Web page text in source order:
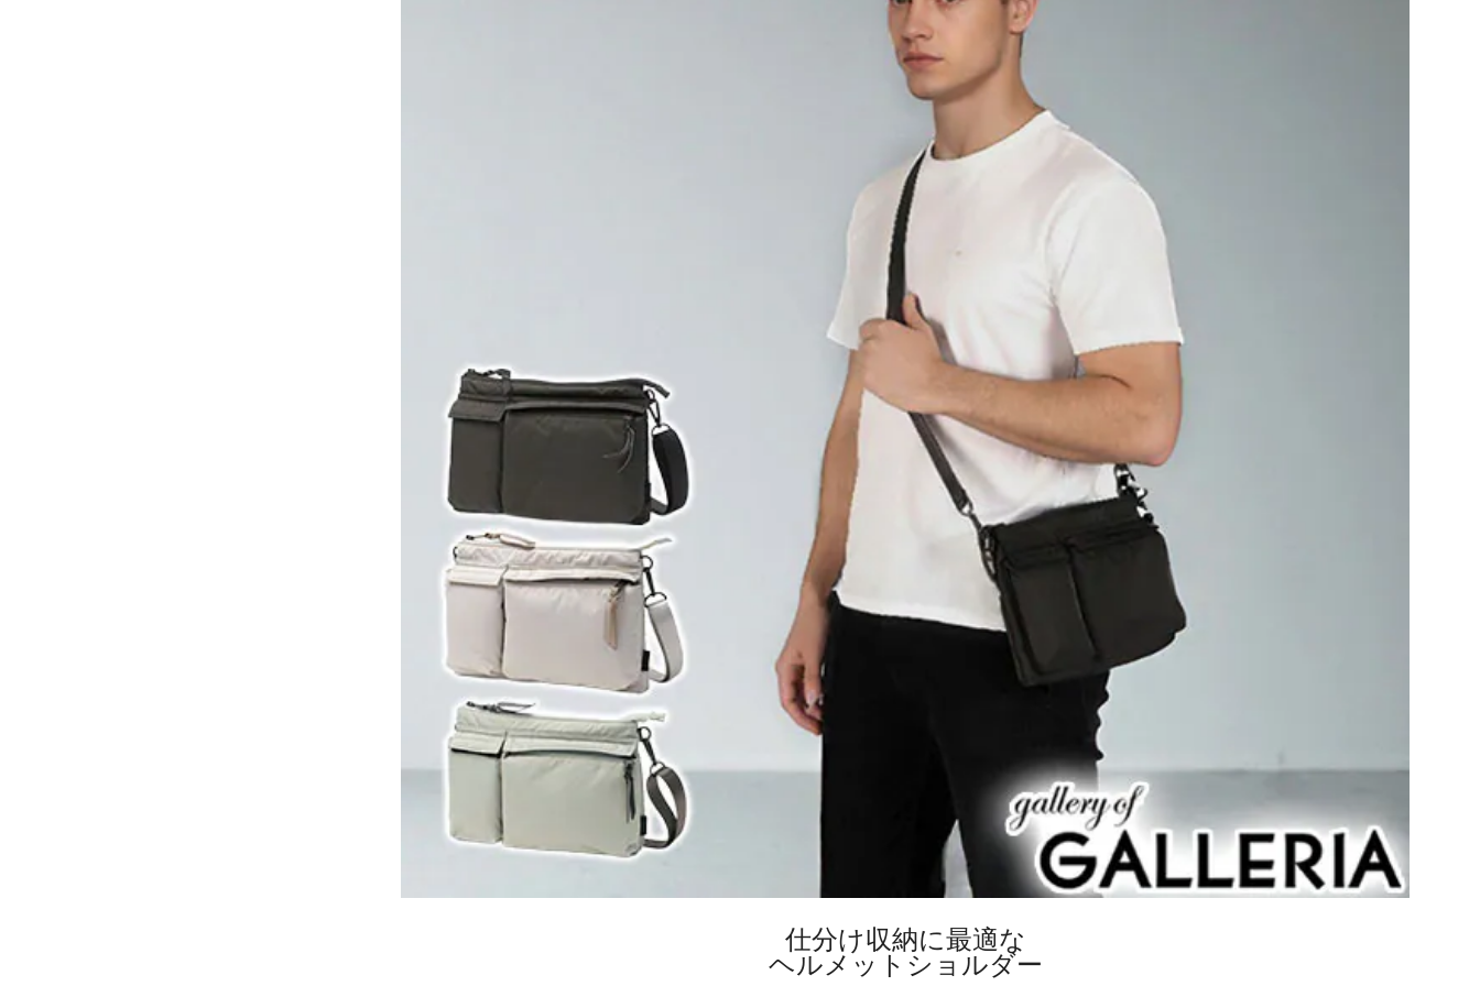
仕分け収納に最適な
ヘルメットショルダー